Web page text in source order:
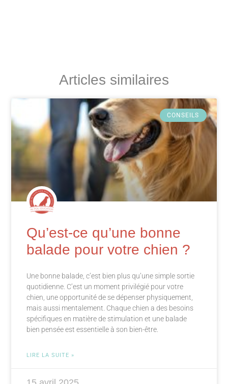
Articles similaires
CONSEILS
Qu’est-ce qu’une bonne
balade pour votre chien ?
Une bonne balade, c’est bien plus qu’une simple sortie
quotidienne. C’est un moment privilégié pour votre
chien, une opportunité de se dépenser physiquement,
mais aussi mentalement. Chaque chien a des besoins
spécifiques en matière de stimulation et une balade
bien pensée est essentielle à son bien-être.
LIRE LA SUITE »